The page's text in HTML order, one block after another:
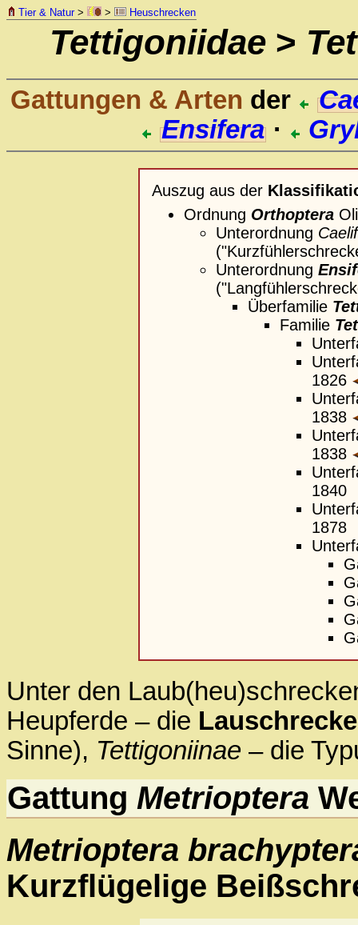
Tier & Natur> > Heuschrecken
Tettigoniidae>
Gattungen & Arten der
Ensifera·
Auszug aus der
Ordnung Orthoptera
Unterordnung
Unterordnung
Überfamilie
Familie
1826
1838
1838
1840
1878
Unter den
Heupferde – die
Sinne), Tettigoniinae – die
Gattung Metrioptera
Metrioptera
Kurzflügelige